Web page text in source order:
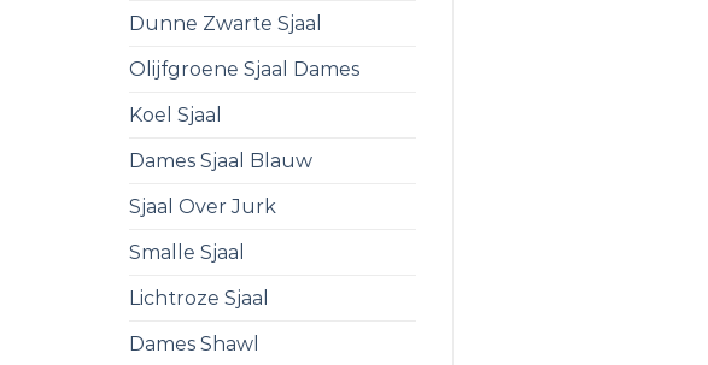
Dunne Zwarte Sjaal
Olijfgroene Sjaal Dames
Koel Sjaal
Dames Sjaal Blauw
Sjaal Over Jurk
Smalle Sjaal
Lichtroze Sjaal
Dames Shawl